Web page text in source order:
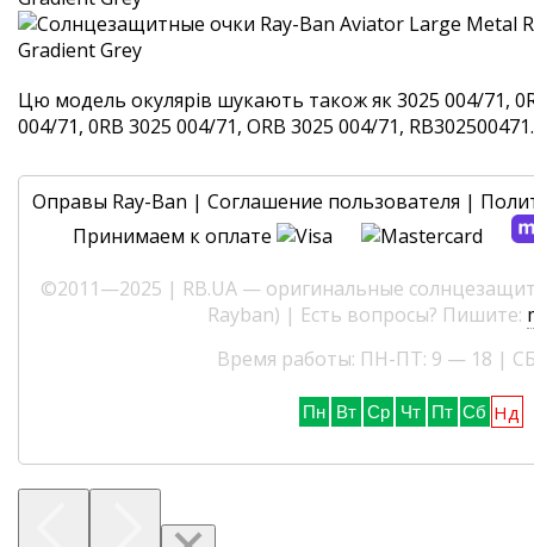
Цю модель окулярів шукають також як 3025 004/71,
004/71, 0RB 3025 004/71, ORB 3025 004/71,
Оправы Ray-Ban | Соглашение пользователя |
Принимаем к оплате
©2011—2025 | RB.UA — оригинальные
Rayban) | Есть вопросы? Пишите:
Время работы: ПН-ПТ: 9 — 18 |
Пн Вт Ср Чт Пт Сб Нд